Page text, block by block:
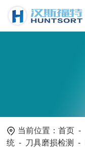
当前位置：首页 -
统 - 刀具磨损检测 -